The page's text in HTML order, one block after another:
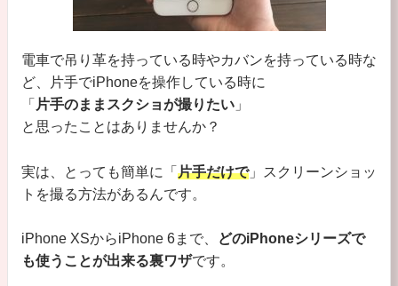
電車で吊り革を持っている時やカバンを持っている時な
ど、片手でiPhoneを操作している時に
「 片手のままスクショが撮りたい 」
と思ったことはありませんか？
実は、とっても簡単に「 片手だけで」スクリーンショッ
トを撮る方法があるんです。
iPhone XSからiPhone 6まで、
どのiPhoneシリーズで
も使うことが出来る裏ワザです。